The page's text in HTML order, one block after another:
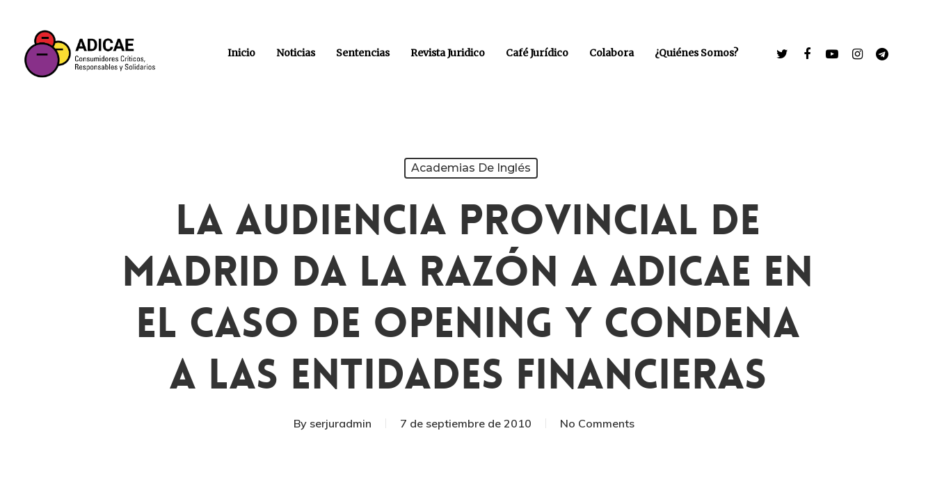
Inicio Noticias Sentencias Revista Juridico Café Jurídico Colabora ¿Quiénes Somos?
Academias De Inglés
La Audiencia Provincial De
Madrid Da La Razón A ADICAE En
El Caso De Opening Y Condena
A Las Entidades Financieras
By serjuradmin 7 de septiembre de 2010 No Comments